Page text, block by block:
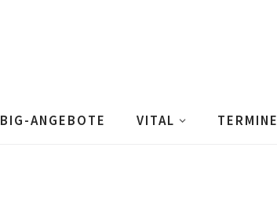
BIG-ANGEBOTE VITAL TERMINE